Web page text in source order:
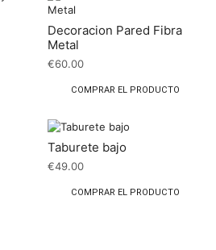
Decoracion Pared Fibra
Metal
€60.00
COMPRAR EL PRODUCTO
Taburete bajo
€49.00
COMPRAR EL PRODUCTO